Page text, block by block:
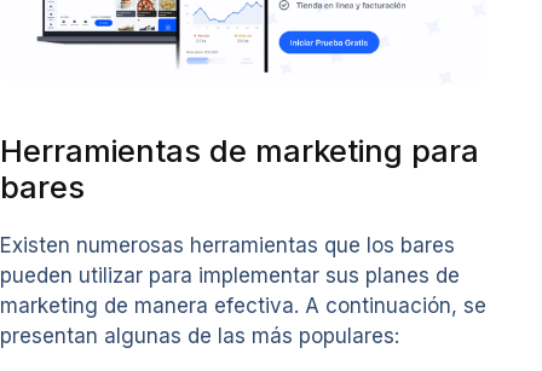
Herramientas de marketing para
bares
Existen numerosas herramientas que los bares
pueden utilizar para implementar sus planes de
marketing de manera efectiva. A continuación, se
presentan algunas de las más populares: